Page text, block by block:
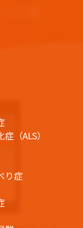
（ALS）
り症
り症